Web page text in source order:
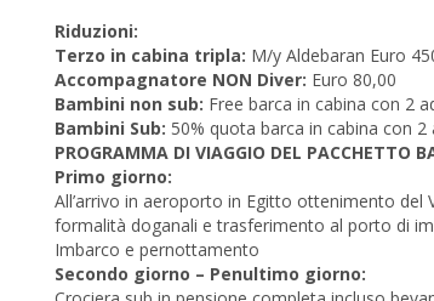
Riduzioni:
Terzo in cabina tripla: M/y Aldebaran Euro
Accompagnatore NON Diver: Euro 80,00
Bambini non sub: Free barca in cabina con 2
Bambini Sub: 50% quota barca in cabina con 2
PROGRAMMA DI VIAGGIO DEL PACCHETTO
Primo giorno:
All’arrivo in aeroporto in Egitto ottenimento
formalità doganali e trasferimento al porto di
Imbarco e pernottamento
Secondo giorno – Penultimo giorno: